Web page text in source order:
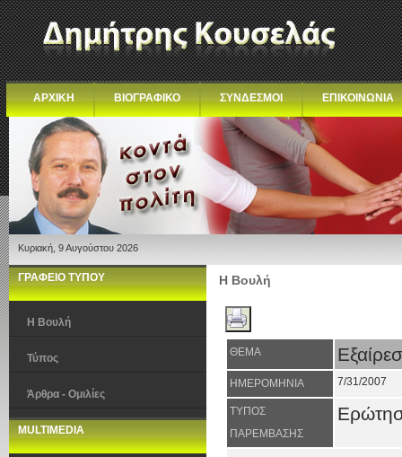
ΑΡΧΙΚΗ ΒΙΟΓΡΑΦΙΚΟ ΣΥΝΔΕΣΜΟΙ ΕΠΙΚΟΙΝΩΝΙΑ
Κυριακή, 9 Αυγούστου 2026
ΓΡΑΦΕΙΟ ΤΥΠΟΥ
Η Βουλή
Τύπος
Άρθρα - Ομιλίες
MULTIMEDIA
Η Βουλή
ΘΕΜΑ
ΗΜΕΡΟΜΗΝΙΑ 7/31/2007
ΤΥΠΟΣ
ΠΑΡΕΜΒΑΣΗΣ